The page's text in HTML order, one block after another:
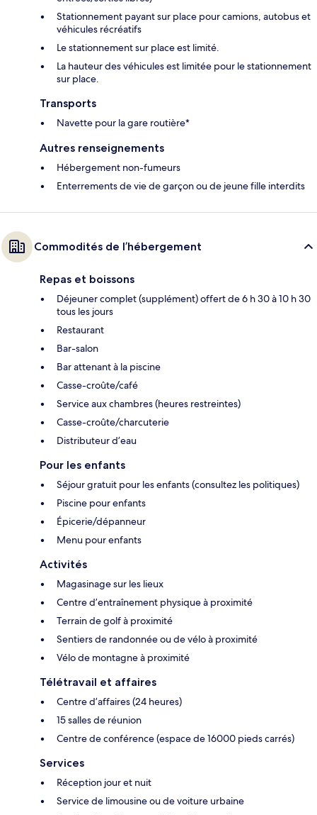
Stationnement payant sur place pour camions, autobus et
véhicules récréatifs
Le stationnement sur place est limité.
La hauteur des véhicules est limitée pour le stationnement
sur place.
Transports
Navette pour la gare routière*
Autres renseignements
Hébergement non-fumeurs
Enterrements de vie de garçon ou de jeune fille interdits
Commodités de l’hébergement
Repas et boissons
Déjeuner complet (supplément) offert de 6 h 30 à 10 h 30
tous les jours
Restaurant
Bar-salon
Bar attenant à la piscine
Casse-croûte/café
Service aux chambres (heures restreintes)
Casse-croûte/charcuterie
Distributeur d’eau
Pour les enfants
Séjour gratuit pour les enfants (consultez les politiques)
Piscine pour enfants
Épicerie/dépanneur
Menu pour enfants
Activités
Magasinage sur les lieux
Centre d’entraînement physique à proximité
Terrain de golf à proximité
Sentiers de randonnée ou de vélo à proximité
Vélo de montagne à proximité
Télétravail et affaires
Centre d’affaires (24 heures)
15 salles de réunion
Centre de conférence (espace de 16000 pieds carrés)
Services
Réception jour et nuit
Service de limousine ou de voiture urbaine